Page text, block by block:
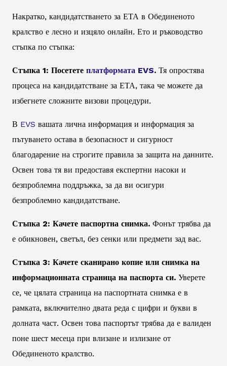
Накратко, кандидатстването за ЕТА в Обединеното
кралство е лесно и изцяло онлайн. Ето и ръководство
стъпка по стъпка:
Стъпка 1: Посетете платформата EVS. Тя опростява
процеса на кандидатстване за ЕТА, така че можете да
избегнете сложните визови процедури.
В EVS вашата лична информация и информация за
пътуването остава в безопасност и сигурност
благодарение на строгите правила за защита на данните.
Освен това тя ви предоставя експертни насоки и
безпроблемна поддръжка, за да ви осигури
безпроблемно кандидатстване.
Стъпка 2: Качете паспортна снимка. Фонът трябва да
е обикновен, светъл, без сенки или предмети зад вас.
Стъпка 3: Качете сканирано копие или снимка на
информационната страница на паспорта си. Уверете
се, че цялата страница на паспортната снимка е в
рамката, включително двата реда с цифри и букви в
долната част. Освен това паспортът трябва да е валиден
поне шест месеца при влизане и излизане от
Обединеното кралство.